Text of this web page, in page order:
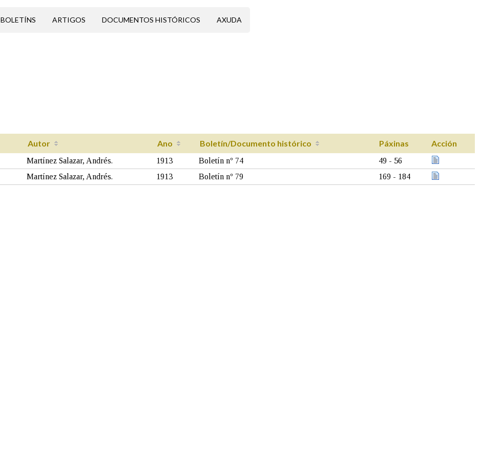
BOLETÍNS ARTIGOS DOCUMENTOS HISTÓRICOS AXUDA
Autor Ano Boletín/Documento histórico Páxinas Acción
Martínez Salazar, Andrés. 1913 Boletín nº 74
49 - 56
Martínez Salazar, Andrés. 1913 Boletín nº 79 169 - 184